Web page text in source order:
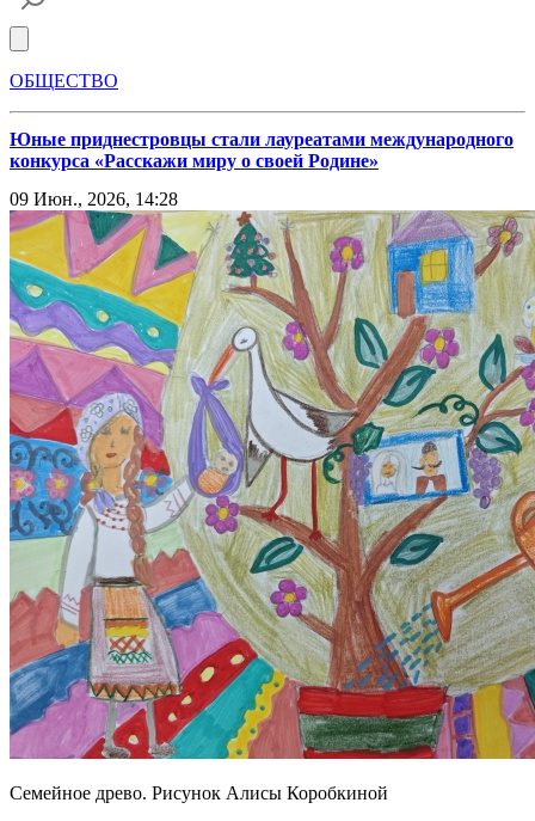
ОБЩЕСТВО
Юные приднестровцы стали лауреатами международного
конкурса «Расскажи миру о своей Родине»
09 Июн., 2026, 14:28
Семейное древо. Рисунок Алисы Коробкиной